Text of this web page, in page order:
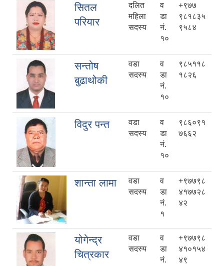
सितल
परियार
दलित
महिला
सदस्य
व
डा
नं.
१०
+९७७
९८१८३५
९५८४
सन्तोष
बुढाथोकी
वडा
सदस्य
व
डा
नं.
१०
९८५११८
१८२६
विदुर पन्त
वडा
सदस्य
व
डा
नं.
१०
९८६०९१
७६६२
शान्ता लामा
वडा
सदस्य
व
डा
नं.
१
+९७७९८
४१७७२८
४२
योगेन्द्र
चित्रकार
वडा
सदस्य
व
डा
नं.
+९७७९८
४१०१५४
४९